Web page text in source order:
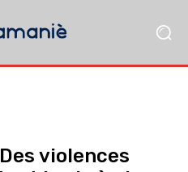
violences